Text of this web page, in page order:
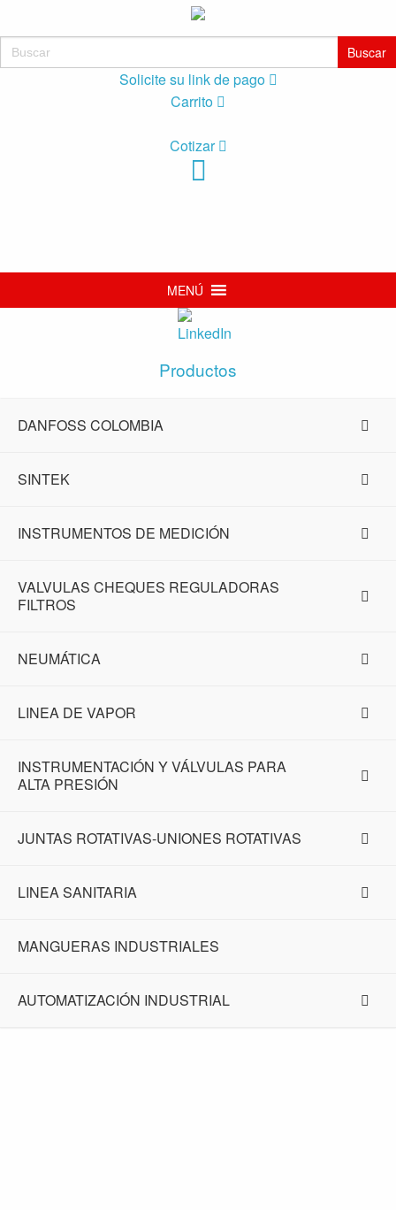
Buscar:
Solicite su link de pago
Carrito
Cotizar
MENÚ
Productos
DANFOSS COLOMBIA
SINTEK
INSTRUMENTOS DE MEDICIÓN
VALVULAS CHEQUES REGULADORAS
FILTROS
NEUMÁTICA
LINEA DE VAPOR
INSTRUMENTACIÓN Y VÁLVULAS PARA
ALTA PRESIÓN
JUNTAS ROTATIVAS-UNIONES ROTATIVAS
LINEA SANITARIA
MANGUERAS INDUSTRIALES
AUTOMATIZACIÓN INDUSTRIAL